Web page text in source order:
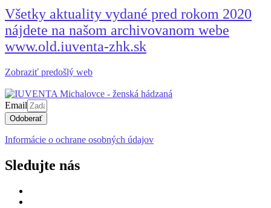
Všetky aktuality vydané pred rokom 2020
nájdete na našom archivovanom webe
www.old.iuventa-zhk.sk
Zobraziť predošlý web
Email
Odoberať
Informácie o ochrane osobných údajov
Sledujte nás